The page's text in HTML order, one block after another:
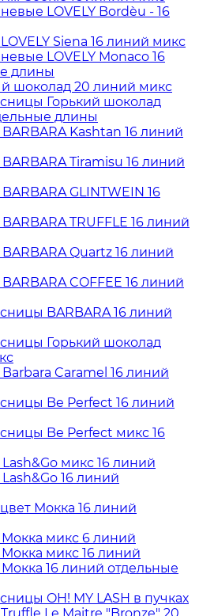
LOVELY Bordèu - 16
Siena 16 линий микс
LOVELY Monaco 16
длины
шоколад 20 линий микс
Горький шоколад
длины
Kashtan 16 линий
Tiramisu 16 линий
GLINTWEIN 16
TRUFFLE 16 линий
Quartz 16 линий
COFFEE 16 линий
BARBARA 16 линий
Горький шоколад
Caramel 16 линий
Be Perfect 16 линий
Be Perfect микс 16
микс 16 линий
16 линий
Мокка 16 линий
микс 6 линий
микс 16 линий
16 линий отдельные
OH! MY LASH в пучках